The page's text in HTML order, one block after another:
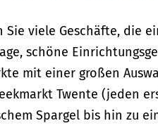
Sie viele Geschäfte, die
schöne
mit einer großen
Twente (jeden
Spargel bis hin zu